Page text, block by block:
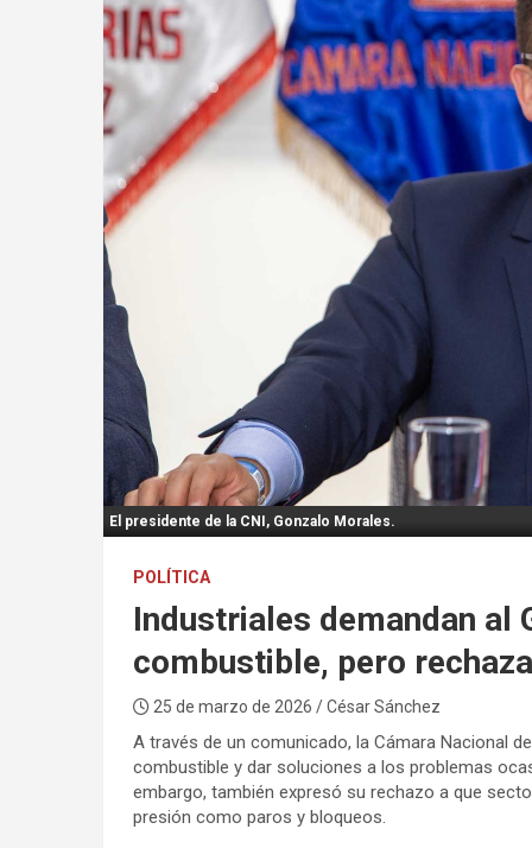
El presidente de la CNI, Gonzalo Morales.
POLÍTICA
Industriales demandan al
combustible, pero
25 de marzo de 2026 / César Sánchez
A través de un comunicado, la Cámara Nacional
combustible y dar soluciones a los problemas
embargo, también expresó su rechazo a que
presión como paros y bloqueos.